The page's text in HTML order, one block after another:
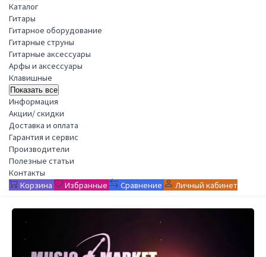
Каталог
Гитары
Гитарное оборудование
Гитарные струны
Гитарные аксессуары
Арфы и аксессуары
Клавишные
Показать все
Информация
Акции/ скидки
Доставка и оплата
Гарантия и сервис
Производители
Полезные статьи
Контакты
Корзина
Избранные Сравнение Личный кабинет